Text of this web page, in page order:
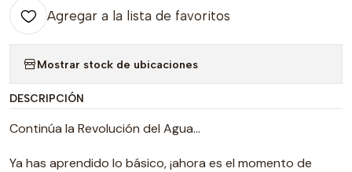
Agregar a la lista de favoritos
Mostrar stock de ubicaciones
DESCRIPCIÓN
Continúa la Revolución del Agua…
Ya has aprendido lo básico, ¡ahora es el momento de